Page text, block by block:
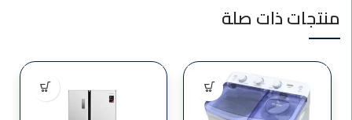
منتجات ذات صلة